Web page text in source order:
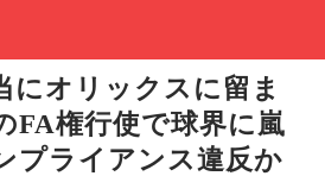
にオリックスに留ま
FA権行使で球界に嵐
プライアンス違反か